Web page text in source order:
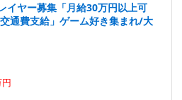
イヤー募集「月給30万円以上可
通費支給」ゲーム好き集まれ/大